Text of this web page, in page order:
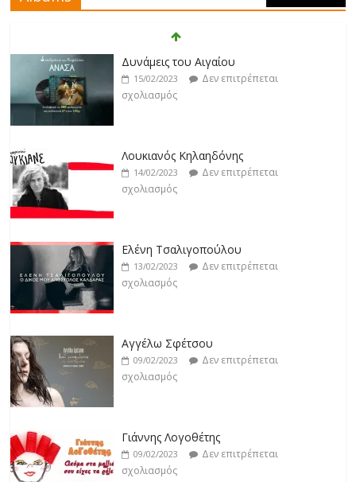
17/02/2023
Δεν επιτρέπεται
σχολιασμός
19/02/2023
Δεν επιτρέπεται
σχολιασμός
19/02/2023
Δεν επιτρέπεται
σχολιασμός
Δυνάμεις του Αιγαίου
15/02/2023
Δεν επιτρέπεται
σχολιασμός
Λουκιανός Κηλαηδόνης
14/02/2023
Δεν επιτρέπεται
σχολιασμός
Ελένη Τσαλιγοπούλου
13/02/2023
Δεν επιτρέπεται
σχολιασμός
Αγγέλω Σφέτσου
09/02/2023
Δεν επιτρέπεται
σχολιασμός
Γιάννης Λογοθέτης
09/02/2023
Δεν επιτρέπεται
σχολιασμός